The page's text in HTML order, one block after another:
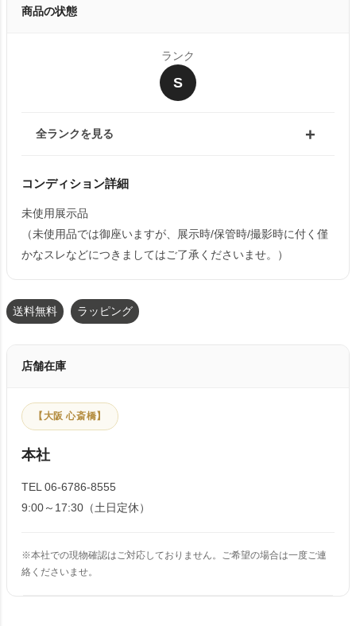
商品の状態
ランク
S
全ランクを見る
コンディション詳細
未使用展示品
（未使用品では御座いますが、展示時/保管時/撮影時に付く僅
かなスレなどにつきましてはご了承くださいませ。）
送料無料 ラッピング
店舗在庫
【大阪 心斎橋】
本社
TEL 06-6786-8555
9:00～17:30（土日定休）
※本社での現物確認はご対応しておりません。ご希望の場合は一度ご連
絡くださいませ。